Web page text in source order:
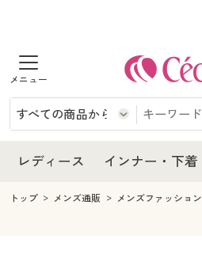
商品を探す
レディース
レディースファッション
インナー・下着
インナー・下着通販すべて
メンズ
レディース インナー・下着
レディース
レディース通販すべて
レディースファッション
インナー・下着
インナー・下着通販すべて
メンズ
トップ メンズ通販 メンズファッション